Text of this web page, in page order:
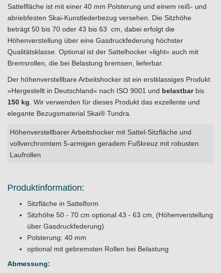
Sattelfläche ist mit einer 40 mm Polsterung und einem reiß- und
abriebfesten Skai-Kunstlederbezug versehen. Die Sitzhöhe
beträgt 50 bis 70 oder 43 bis 63 cm, dabei erfolgt die
Höhenverstellung über eine Gasdruckfederung höchster
Qualitätsklasse. Optional ist der Sattelhocker »light« auch mit
Bremsrollen, die bei Belastung bremsen, lieferbar.
Der höhenverstellbare Arbeitshocker ist ein erstklassiges Produkt
»Hergestellt in Deutschland« nach ISO 9001 und belastbarbis
150 kg . Wir verwenden für dieses Produkt das exzellente und
elegante Bezugsmaterial Skai® Tundra.
Höhenverstellbarer Arbeitshocker mit Sattel-Sitzfläche und
vollverchromtem 5-armigen geradem Fußkreuz mit robusten
Laufrollen
Produktinformation:
Sitzfläche in Sattelform
Sitzhöhe 50 - 70 cm optional 43 - 63 cm, (Höhenverstellung
über Gasdruckfederung)
Polsterung: 40 mm
optional mit gebremsten Rollen bei Belastung
Abmessung: